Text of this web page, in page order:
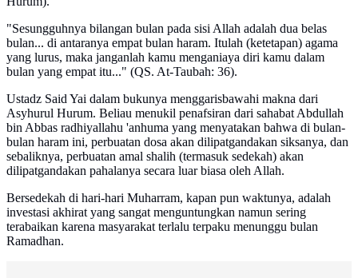
"Sesungguhnya bilangan bulan pada sisi Allah adalah dua belas
bulan... di antaranya empat bulan haram. Itulah (ketetapan) agama
yang lurus, maka janganlah kamu menganiaya diri kamu dalam
bulan yang empat itu..." (QS. At-Taubah: 36).
Ustadz Said Yai dalam bukunya menggarisbawahi makna dari
Asyhurul Hurum. Beliau menukil penafsiran dari sahabat Abdullah
bin Abbas radhiyallahu 'anhuma yang menyatakan bahwa di bulan-
bulan haram ini, perbuatan dosa akan dilipatgandakan siksanya, dan
sebaliknya, perbuatan amal shalih (termasuk sedekah) akan
dilipatgandakan pahalanya secara luar biasa oleh Allah.
Bersedekah di hari-hari Muharram, kapan pun waktunya, adalah
investasi akhirat yang sangat menguntungkan namun sering
terabaikan karena masyarakat terlalu terpaku menunggu bulan
Ramadhan.